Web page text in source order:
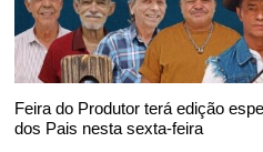
Feira do Produtor terá edição
dos Pais nesta sexta-feira